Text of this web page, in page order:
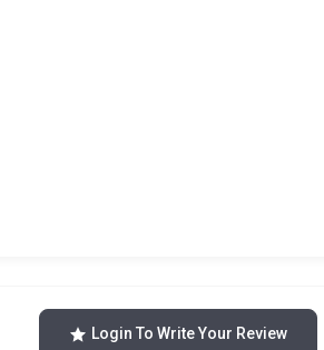
Login To Write Your Review